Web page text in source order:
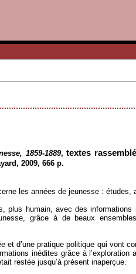
, 1859-1889,textes
2009, 666 p.
les années de jeunesse :
plus humain, avec des
grâce à de beaux
et d’une pratique politique qui vont
inédites grâce à
restée jusqu’à présent inaperçue.